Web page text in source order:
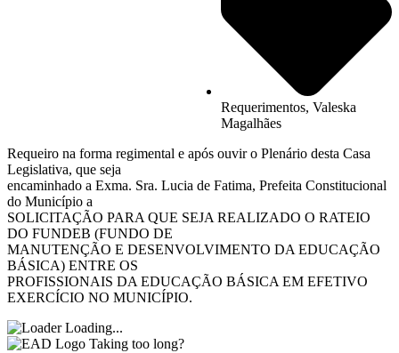
Requerimentos, Valeska
Magalhães
Requeiro na forma regimental e após ouvir o Plenário desta Casa
Legislativa, que seja
encaminhado a Exma. Sra. Lucia de Fatima, Prefeita Constitucional
do Município a
SOLICITAÇÃO PARA QUE SEJA REALIZADO O RATEIO
DO FUNDEB (FUNDO DE
MANUTENÇÃO E DESENVOLVIMENTO DA EDUCAÇÃO
BÁSICA) ENTRE OS
PROFISSIONAIS DA EDUCAÇÃO BÁSICA EM EFETIVO
EXERCÍCIO NO MUNICÍPIO.
Loading...
Taking too long?